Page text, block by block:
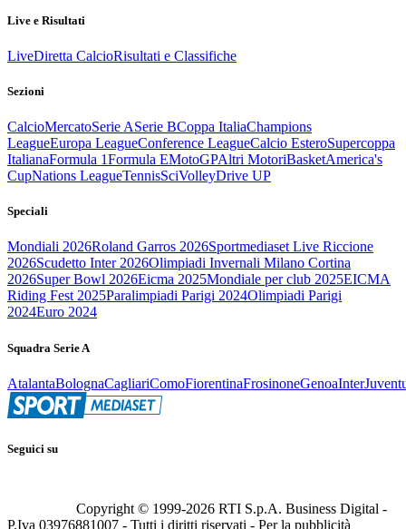
Live e Risultati
LiveDiretta CalcioRisultati e Classifiche
Sezioni
CalcioMercatoSerie ASerie BCoppa ItaliaChampions
LeagueEuropa LeagueConference LeagueCalcio EsteroSupercoppa
ItalianaFormula 1Formula EMotoGPAltri MotoriBasketAmerica's
CupNations LeagueTennisSciVolleyDrive UP
Speciali
Mondiali 2026Roland Garros 2026Sportmediaset Live Riccione
2026Scudetto Inter 2026Olimpiadi Invernali Milano Cortina
2026Super Bowl 2026Eicma 2025Mondiale per club 2025EICMA
Riding Fest 2025Paralimpiadi Parigi 2024Olimpiadi Parigi
2024Euro 2024
Squadra Serie A
AtalantaBolognaCagliariComoFiorentinaFrosinoneGenoaInter
Seguici su
Copyright © 1999-2026 RTI S.p.A. Business Digital -
P.Iva 03976881007 - Tutti i diritti riservati - Per la pubblicità